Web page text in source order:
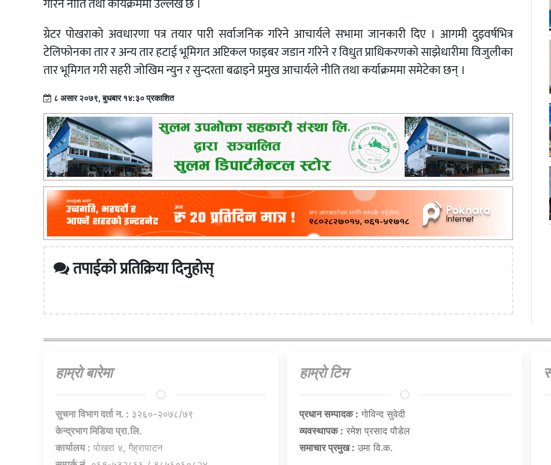
ग्रेटर पोखराको अवधारणा पत्र तयार पारी सर्वाजनिक गरिने आचार्यले सभामा जानकारी दिए । आगमी दुइवर्षभित्र
टेलिफोनका तार र अन्य तार हटाई भूमिगत अप्टिकल फाइबर जडान गरिने र विधुत प्राधिकरणको साझेधारीमा विजुलीका
तार भूमिगत गरी सहरी जोखिम न्युन र सुन्दरता बढाइने प्रमुख आचार्यले नीति तथा कर्याक्रममा समेटेका छन् ।
८ असार २०७९, बुधबार १४:३० प्रकाशित
तपाईको प्रतिक्रिया दिनुहोस्
हाम्राे बारेमा
सुचना विभाग दर्ता न. : ३२६०-२०७८/७९
केन्द्रभाग मिडिया प्रा.लि.
कार्यालय : पोखरा ४, गैह्रापाटन
हाम्राे टिम
प्रधान सम्पादक : गाेविन्द सुवेदी
व्यवस्थापक : रमेश प्रसाद पौडेल
समाचार प्रमुख : उमा वि.क.